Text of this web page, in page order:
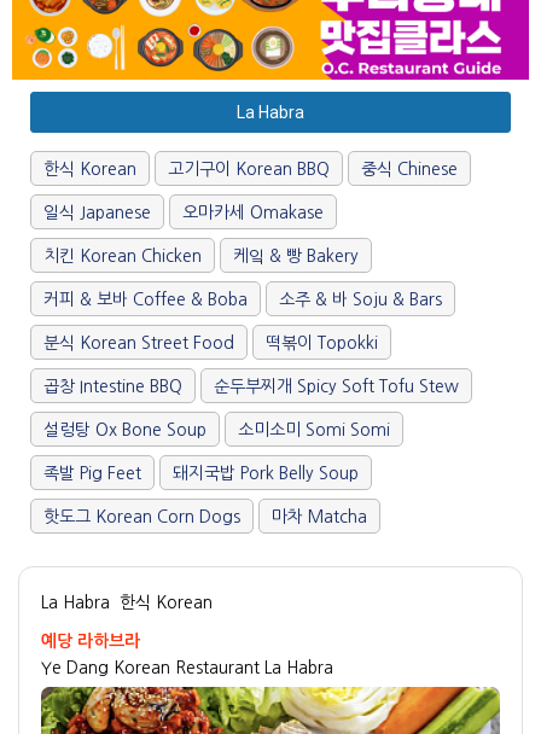
La Habra
한식 Korean 고기구이 Korean BBQ 중식 Chinese
일식 Japanese 오마카세 Omakase
치킨 Korean Chicken 케잌 & 빵 Bakery
커피 & 보바 Coffee & Boba 소주 & 바 Soju & Bars
분식 Korean Street Food 떡볶이 Topokki
곱창 Intestine BBQ 순두부찌개 Spicy Soft Tofu Stew
설렁탕 Ox Bone Soup 소미소미 Somi Somi
족발 Pig Feet 돼지국밥 Pork Belly Soup
핫도그 Korean Corn Dogs 마차 Matcha
La Habra 한식 Korean
예당 라하브라
Ye Dang Korean Restaurant La Habra